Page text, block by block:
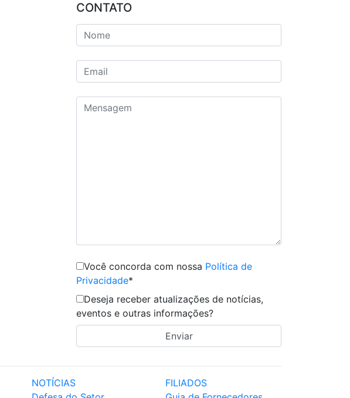
CONTATO
Você concorda com nossa Política de
Privacidade*
Deseja receber atualizações de notícias,
eventos e outras informações?
NOTÍCIAS
FILIADOS